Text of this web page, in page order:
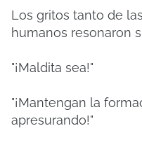
Los gritos tanto de
humanos resonaron
"¡Maldita sea!"
"¡Mantengan la
apresurando!"